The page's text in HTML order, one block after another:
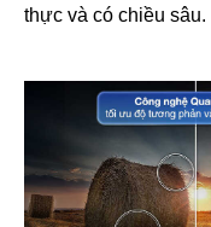
thực và có chiều sâu.